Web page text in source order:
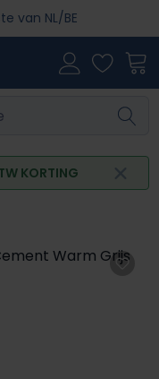
van NL/BE
KORTING